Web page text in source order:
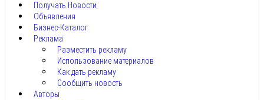
Получать Новости
Объявления
Бизнес-Каталог
Реклама
Разместить рекламу
Использование материалов
Как дать рекламу
Сообщить новость
Авторы